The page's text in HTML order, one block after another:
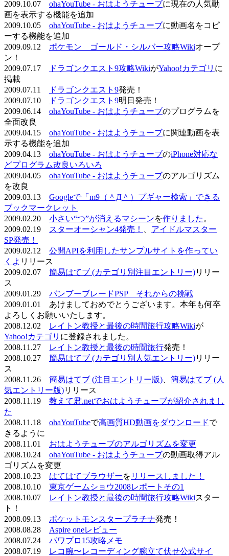
2009.10.07 ohaYouTube - おはようチューブに現在の人気動
画を表示する機能を追加
2009.10.05 ohaYouTube - おはようチューブに動画名をコピ
ーする機能を追加
2009.09.12 ポケモン ゴールド・シルバー攻略Wikiオープ
ン！
2009.07.17
ドラゴンクエスト9攻略WikiがYahoo!カテゴリ に
掲載
2009.07.11
ドラゴンクエスト9発売！
2009.07.10
ドラゴンクエスト9明日発売！
2009.06.14 ohaYouTube - おはようチューブのプログラムを
全面改良
2009.04.15 ohaYouTube - おはようチューブに関連動画を表
示する機能を追加
2009.04.13 ohaYouTube - おはようチューブのiPhone対応な
どプログラム改良いろいろ
2009.04.05 ohaYouTube - おはようチューブのアルゴリズム
を改良
2009.03.13 Googleで「m9（＾Д＾）プギャー検索」できる
ブックマークレット
2009.02.20 小さい“つ”が消えるマシーンを作りました 。
2009.02.19
スターオーシャン4発売！
アイドルマスター
SP発売！
2009.02.12 公開APIを利用したサンプルサイトを作ってい
くよ リリース
2009.02.07 簡易はてブ (カテゴリ別注目エントリー)リリー
ス
2009.01.29 バンブーブレードPSP それからの挑戦
2009.01.01 あけましておめでとうございます。本年も何卒
よろしくお願いいたします。
2008.12.02
レイトン教授と最後の時間旅行攻略Wikiが
Yahoo!カテゴリ に登録されました。
2008.11.27
レイトン教授と最後の時間旅行発売！
2008.10.27 簡易はてブ (カテゴリ別人気エントリー)リリー
ス
2008.11.26 簡易はてブ (注目エントリー版)
簡易はてブ (人
気エントリー版)リリース
2008.11.19 教えて君.netでおはようチューブが紹介されまし
た
2008.11.18 ohaYouTubeで高画質HD動画をダウンロードで
きるように
2008.11.01 おはようチューブのアルゴリズムを変更
2008.10.24 ohaYouTube - おはようチューブの動画取得アル
ゴリズムを変更
2008.10.23 はてはてブラウザーを リリースしました！
2008.10.10 東京ゲームショウ2008レポートその1
2008.10.07
レイトン教授と最後の時間旅行攻略Wikiスター
ト！
2008.09.13 ポケットモンスタープラチナ発売！
2008.08.28 Aspire oneレビュー
2008.07.24 パワプロ15攻略メモ
2008.07.19
レコ腕〜レコーディング腕立て伏せ公式サイ